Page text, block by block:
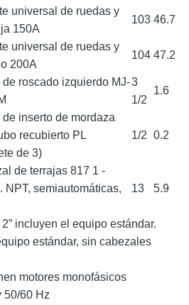
universal de ruedas y
150A
103 46.7
universal de ruedas y
200A
104 47.2
de roscado izquierdo MJ-3
1/2
1.6
inserto de mordaza
recubierto PL
de 3)
1/2 0.2
de terrajas 817 1 -
NPT, semiautomáticas,
13 5.9
incluyen el equipo estándar.
estándar, sin cabezales
motores monofásicos
50/60 Hz